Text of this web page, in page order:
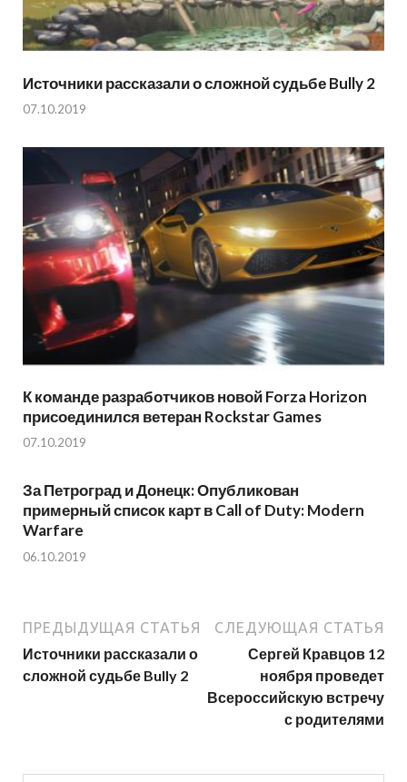
Источники рассказали о сложной судьбе Bully 2
07.10.2019
К команде разработчиков новой Forza Horizon
присоединился ветеран Rockstar Games
07.10.2019
За Петроград и Донецк: Опубликован
примерный список карт в Call of Duty: Modern
Warfare
06.10.2019
ПРЕДЫДУЩАЯ СТАТЬЯ
Источники рассказали о
сложной судьбе Bully 2
СЛЕДУЮЩАЯ СТАТЬЯ
Сергей Кравцов 12
ноября проведет
Всероссийскую встречу
с родителями